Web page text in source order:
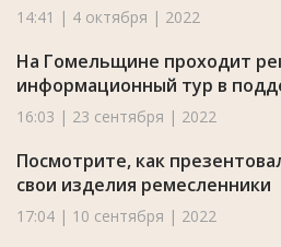
14:41 | 4 октября | 2022
На Гомельщине проходит
информационный тур в
16:03 | 23 сентября | 2022
Посмотрите, как
свои изделия ремесленники
17:04 | 10 сентября | 2022